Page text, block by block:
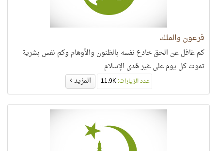
فرعون والملك
كم غافل عن الحق خادع نفسه بالظنون والأوهام وكم نفس بشرية
تموت كل يوم على غير هُدى الإسلام..
عدد الزيارات:11.9K المزيد